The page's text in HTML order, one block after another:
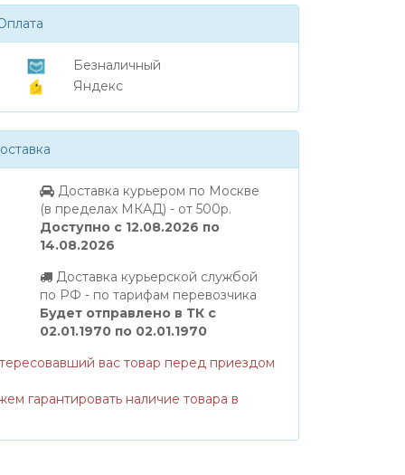
Безналичный
Яндекс
Доставка курьером по Москве
(в пределах МКАД) - от 500р.
Доступно с 12.08.2026 по
14.08.2026
Доставка курьерской службой
по РФ - по тарифам перевозчика
Будет отправлено в ТК с
02.01.1970 по 02.01.1970
вас товар перед приездом
гарантировать наличие товара в